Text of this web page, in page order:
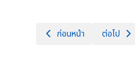
เนื้อหาก่อนหน้า: โรงเรียน
ก่อนหน้า เนื้อหาถัด
ต่อไป